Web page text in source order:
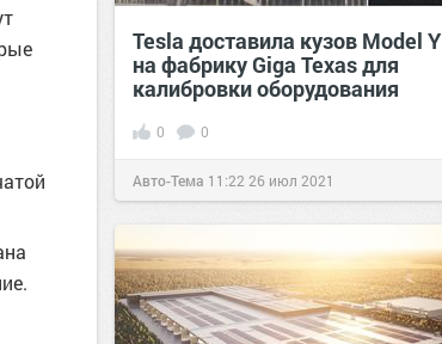
Tesla доставила кузов Model Y
на фабрику Giga Texas для
калибровки оборудования
0 0
Авто-Тема 11:22 26 июл 2021